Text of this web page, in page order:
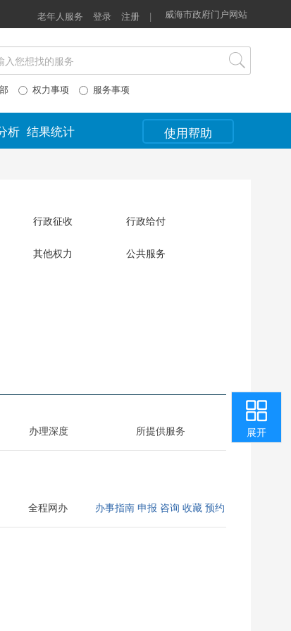
威海市政府门户网站
老年人服务 登录 注册 |
用户中心
咨询投诉
智能问答
我要纠错
返回顶部
收起
展开
权力事项 服务事项
析 结果统计 使用帮助
行政征收 行政给付
其他权力 公共服务
办理深度 所提供服务
全程网办 办事指南 申报 咨询 收藏 预约